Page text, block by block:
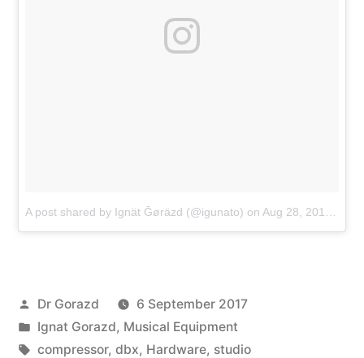
A post shared by Ignät Ḡøräzd (@igunato) on Aug 28, 2017 at 4:38am PDT
Posted
by
Dr Gorazd
6 September 2017
Posted
in
Ignat Gorazd, Musical Equipment
Tags:
compressor, dbx, Hardware, studio